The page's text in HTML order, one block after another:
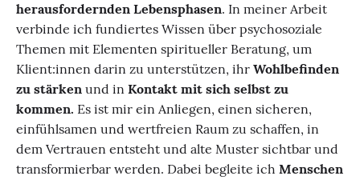
herausfordernden Lebensphasen. In meiner Arbeit
verbinde ich fundiertes Wissen über psychosoziale
Themen mit Elementen spiritueller Beratung, um
Klient:innen darin zu unterstützen, ihr Wohlbefinden
zu stärken und in Kontakt mit sich selbst zu
kommen. Es ist mir ein Anliegen, einen sicheren,
einfühlsamen und wertfreien Raum zu schaffen, in
dem Vertrauen entsteht und alte Muster sichtbar und
transformierbar werden. Dabei begleite ich Menschen